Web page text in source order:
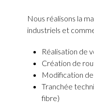
Nous réalisons la
industriels et
Réalisation de
Création de
Modification
Tranchée
fibre)